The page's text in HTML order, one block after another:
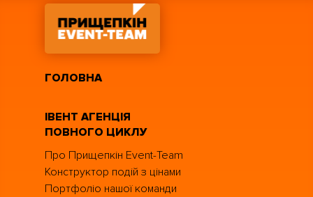
ГОЛОВНА
ІВЕНТ АГЕНЦІЯ
ПОВНОГО ЦИКЛУ
Про Прищепкін Event-Team
Конструктор подій з цінами
Портфоліо нашої команди